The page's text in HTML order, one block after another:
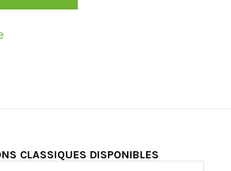
CLASSIQUES DISPONIBLES